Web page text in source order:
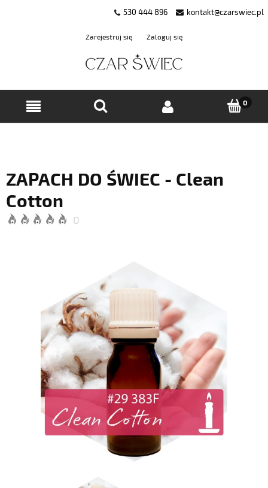
530 444 896 kontakt@czarswiec.pl
Zarejestruj się Zaloguj się
ZAPACH DO ŚWIEC - Clean
Cotton
0